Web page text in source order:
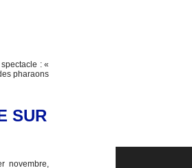
: «
pharaons
SUR
novembre,